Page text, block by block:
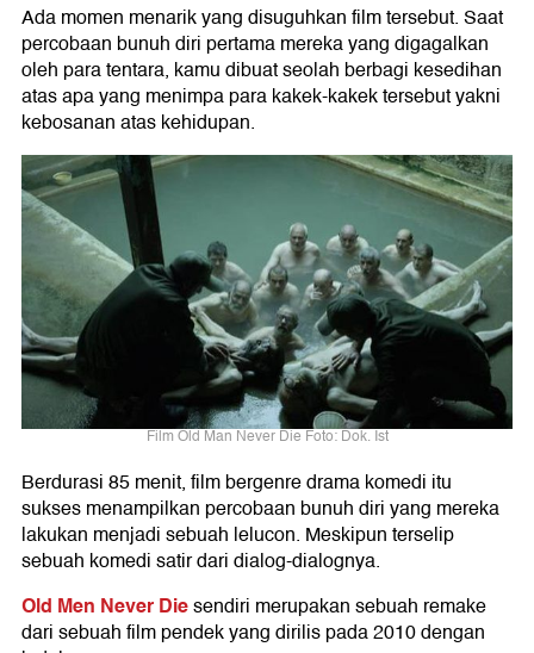
Ada momen menarik yang disuguhkan film tersebut. Saat
percobaan bunuh diri pertama mereka yang digagalkan
oleh para tentara, kamu dibuat seolah berbagi kesedihan
atas apa yang menimpa para kakek-kakek tersebut yakni
kebosanan atas kehidupan.
Film Old Man Never Die Foto: Dok. Ist
Berdurasi 85 menit, film bergenre drama komedi itu
sukses menampilkan percobaan bunuh diri yang mereka
lakukan menjadi sebuah lelucon. Meskipun terselip
sebuah komedi satir dari dialog-dialognya.
Old Men Never Diesendiri merupakan sebuah remake
dari sebuah film pendek yang dirilis pada 2010 dengan